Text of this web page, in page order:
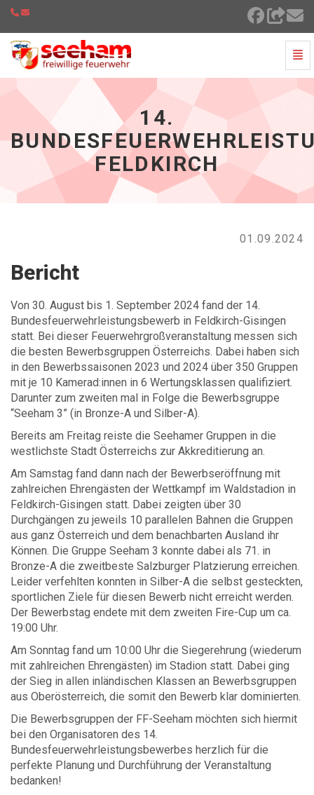
14. Bundesfeuerwehrleistungsbewerb Feldkirch - zur
14.
FELDKIRCH
01.09.2024
Bericht
Von 30. August bis 1. September 2024 fand der 14.
Bundesfeuerwehrleistungsbewerb in Feldkirch-Gisingen
statt. Bei dieser Feuerwehrgroßveranstaltung messen sich
die besten Bewerbsgruppen Österreichs. Dabei haben sich
in den Bewerbssaisonen 2023 und 2024 über 350 Gruppen
mit je 10 Kamerad:innen in 6 Wertungsklassen qualifiziert.
Darunter zum zweiten mal in Folge die Bewerbsgruppe
“Seeham 3” (in Bronze-A und Silber-A).
Bereits am Freitag reiste die Seehamer Gruppen in die
westlichste Stadt Österreichs zur Akkreditierung an.
Am Samstag fand dann nach der Bewerbseröffnung mit
zahlreichen Ehrengästen der Wettkampf im Waldstadion in
Feldkirch-Gisingen statt. Dabei zeigten über 30
Durchgängen zu jeweils 10 parallelen Bahnen die Gruppen
aus ganz Österreich und dem benachbarten Ausland ihr
Können. Die Gruppe Seeham 3 konnte dabei als 71. in
Bronze-A die zweitbeste Salzburger Platzierung erreichen.
Leider verfehlten konnten in Silber-A die selbst gesteckten,
sportlichen Ziele für diesen Bewerb nicht erreicht werden.
Der Bewerbstag endete mit dem zweiten Fire-Cup um ca.
19:00 Uhr.
Am Sonntag fand um 10:00 Uhr die Siegerehrung (wiederum
mit zahlreichen Ehrengästen) im Stadion statt. Dabei ging
der Sieg in allen inländischen Klassen an Bewerbsgruppen
aus Oberösterreich, die somit den Bewerb klar dominierten.
Die Bewerbsgruppen der FF-Seeham möchten sich hiermit
bei den Organisatoren des 14.
Bundesfeuerwehrleistungsbewerbes herzlich für die
perfekte Planung und Durchführung der Veranstaltung
bedanken!